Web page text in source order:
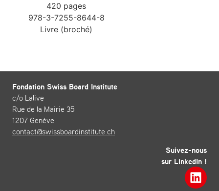
420 pages
978-3-7255-8644-8
Livre (broché)
Fondation Swiss Board Institute
c/o Lalive
Rue de la Mairie 35
1207 Genève
contact@swissboardinstitute.ch
Suivez-nous
sur LinkedIn !